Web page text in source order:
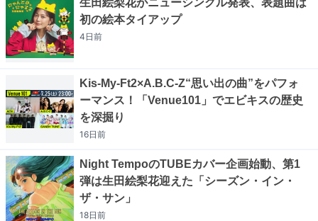
初の絵本タイアップ
4日前
Kis-My-Ft2×A.B.C-Z“思い出の曲”をパフォ
ーマンス！「Venue101」でエビキスの歴史
を深掘り
16日前
Night TempoのTUBEカバー企画始動、第1
弾は生田絵梨花迎えた「シーズン・イン・
ザ・サン」
18日前